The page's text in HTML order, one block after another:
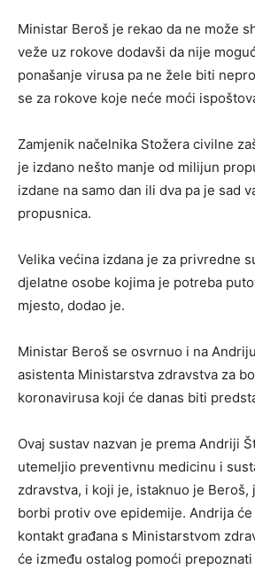
Ministar Beroš je rekao da ne može
veže uz rokove dodavši da nije
ponašanje virusa pa ne žele biti
se za rokove koje neće moći
Zamjenik načelnika Stožera civilne
je izdano nešto manje od milijun
izdane na samo dan ili dva pa je sad
propusnica.
Velika većina izdana je za privredne
djelatne osobe kojima je potreba
mjesto, dodao je.
Ministar Beroš se osvrnuo i na
asistenta Ministarstva zdravstva za
koronavirusa koji će danas biti
Ovaj sustav nazvan je prema Andriji
utemeljio preventivnu medicinu i
zdravstva, i koji je, istaknuo je Beroš,
borbi protiv ove epidemije. Andrija
kontakt građana s Ministarstvom
će između ostalog pomoći